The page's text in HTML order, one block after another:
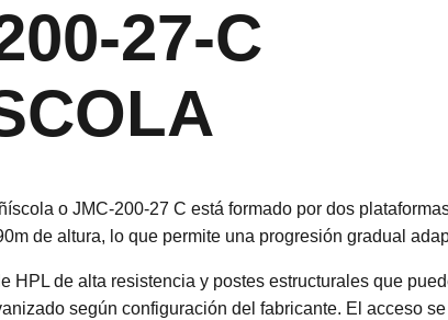
27-C
o JMC-200-27 C está formado por dos
de altura, lo que permite una progresión gradual
HPL de alta resistencia y postes estructurales que
según configuración del fabricante. El acceso